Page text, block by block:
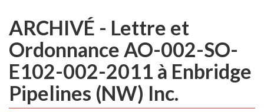
ARCHIVÉ - Lettre et
Ordonnance AO-002-SO-
E102-002-2011 à Enbridge
Pipelines (NW) Inc.